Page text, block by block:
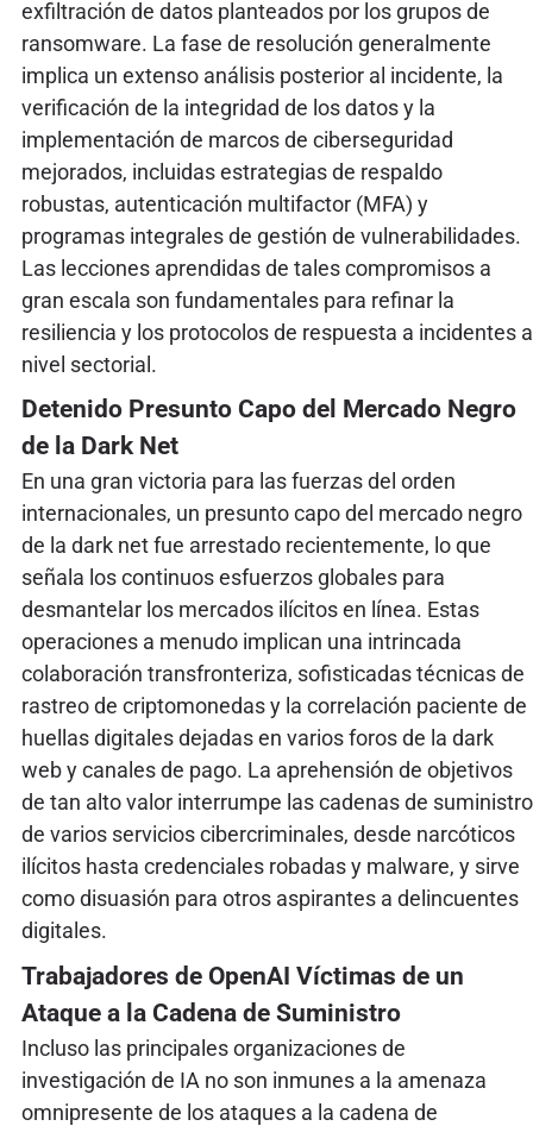
exfiltración de datos planteados por los grupos de
ransomware. La fase de resolución generalmente
implica un extenso análisis posterior al incidente, la
verificación de la integridad de los datos y la
implementación de marcos de ciberseguridad
mejorados, incluidas estrategias de respaldo
robustas, autenticación multifactor (MFA) y
programas integrales de gestión de vulnerabilidades.
Las lecciones aprendidas de tales compromisos a
gran escala son fundamentales para refinar la
resiliencia y los protocolos de respuesta a incidentes a
nivel sectorial.
Detenido Presunto Capo del Mercado Negro
de la Dark Net
En una gran victoria para las fuerzas del orden
internacionales, un presunto capo del mercado negro
de la dark net fue arrestado recientemente, lo que
señala los continuos esfuerzos globales para
desmantelar los mercados ilícitos en línea. Estas
operaciones a menudo implican una intrincada
colaboración transfronteriza, sofisticadas técnicas de
rastreo de criptomonedas y la correlación paciente de
huellas digitales dejadas en varios foros de la dark
web y canales de pago. La aprehensión de objetivos
de tan alto valor interrumpe las cadenas de suministro
de varios servicios cibercriminales, desde narcóticos
ilícitos hasta credenciales robadas y malware, y sirve
como disuasión para otros aspirantes a delincuentes
digitales.
Trabajadores de OpenAI Víctimas de un
Ataque a la Cadena de Suministro
Incluso las principales organizaciones de
investigación de IA no son inmunes a la amenaza
omnipresente de los ataques a la cadena de